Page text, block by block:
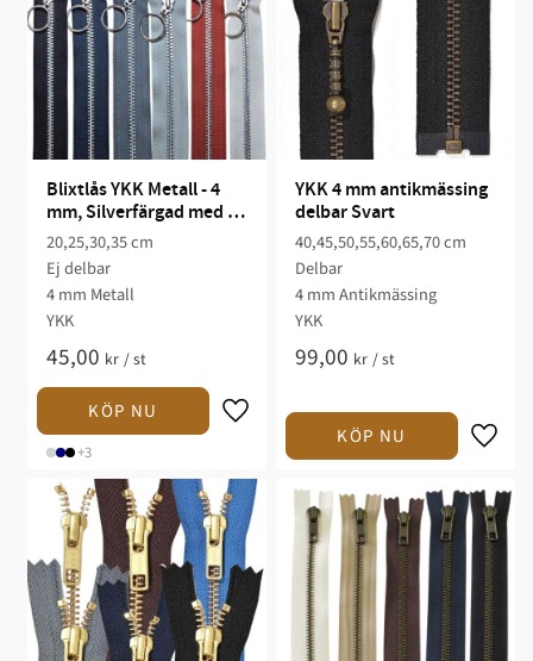
Blixtlås YKK Metall - 4
mm, Silverfärgad med
ring
20,25,30,35 cm
Ej delbar
4 mm Metall
YKK
45,00 kr /st
+3
YKK 4 mm antikmässing
delbar Svart
40,45,50,55,60,65,70 cm
Delbar
4 mm Antikmässing
YKK
99,00 kr /st